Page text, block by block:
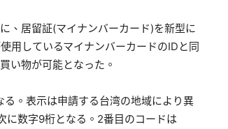
、居留証(マイナンバーカード)を新型に
用しているマイナンバーカードのIDと同
い物が可能となった。
。表示は申請する台湾の地域により異
に数字9桁となる。2番目のコードは